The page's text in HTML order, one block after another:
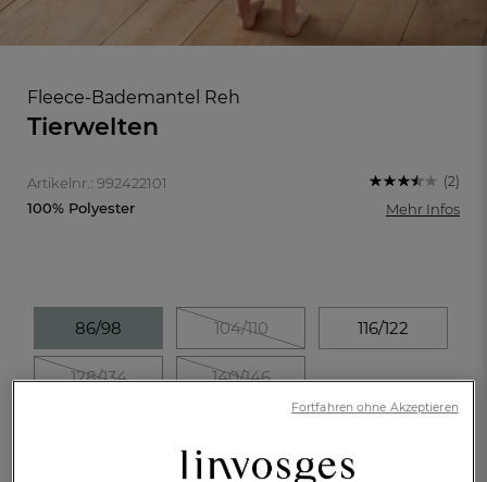
AT
Fleece-Bademantel Reh
Tierwelten
Artikelnr.: 992422101
100% Polyester
(2)
Mehr Infos
86/98 104/110 116/122
128/134 140/146
Fortfahren ohne Akzeptieren